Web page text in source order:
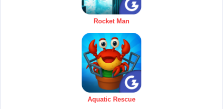
Rocket Man
Aquatic Rescue